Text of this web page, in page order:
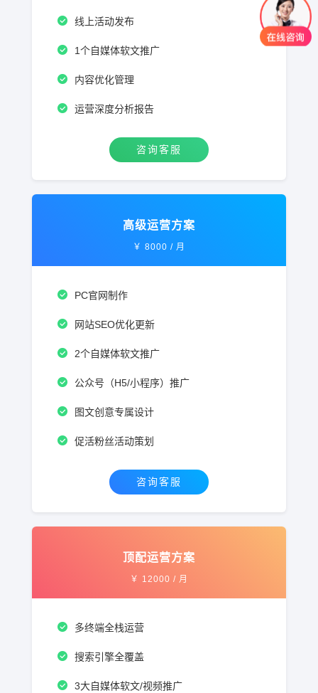
线上活动发布
1个自媒体软文推广
内容优化管理
运营深度分析报告
咨询客服
高级运营方案
￥ 8000 / 月
PC官网制作
网站SEO优化更新
2个自媒体软文推广
公众号（H5/小程序）推广
图文创意专属设计
促活粉丝活动策划
咨询客服
顶配运营方案
￥ 12000 / 月
多终端全栈运营
搜索引擎全覆盖
3大自媒体软文/视频推广